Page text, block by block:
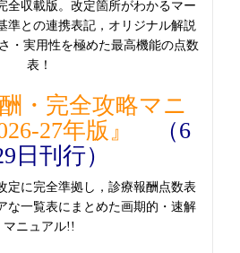
全収載版。改定箇所がわかるマー
準との連携表記，オリジナル解説
・実用性を極めた最高機能の点数
表！
酬・完全攻略マニ
27年版』
（6
日刊行）
定に完全準拠し，診療報酬点数表
な一覧表にまとめた画期的・速解
マニュアル!!